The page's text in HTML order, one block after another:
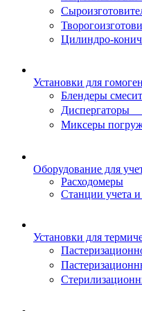
Цилиндро-
Установки для
Блендеры
Диспергаторы
Миксеры
Оборудование для
Расходомеры
Станции учета
Установки для